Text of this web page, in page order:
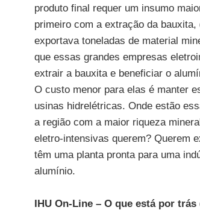
produto final requer um insumo
primeiro com a extração da
exportava toneladas de material
que essas grandes empresas
extrair a bauxita e beneficiar o
O custo menor para elas é manter
usinas hidrelétricas. Onde estão
a região com a maior riqueza
eletro-intensivas querem? Querem
têm uma planta pronta para uma
alumínio.
IHU On-Line – O que está por